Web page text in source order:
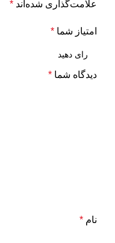
علامت‌گذاری شده‌اند *
امتیاز شما *
دیدگاه شما *
نام *